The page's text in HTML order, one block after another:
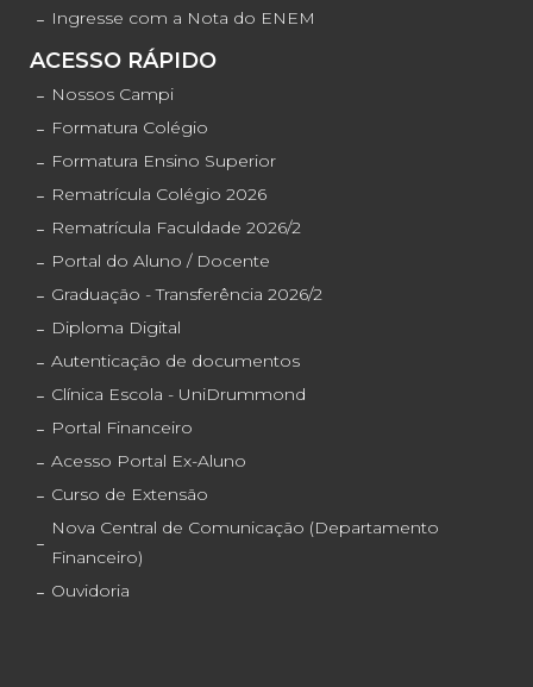
Ingresse com a Nota do ENEM
ACESSO RÁPIDO
Nossos Campi
Formatura Colégio
Formatura Ensino Superior
Rematrícula Colégio 2026
Rematrícula Faculdade 2026/2
Portal do Aluno / Docente
Graduação - Transferência 2026/2
Diploma Digital
Autenticação de documentos
Clínica Escola - UniDrummond
Portal Financeiro
Acesso Portal Ex-Aluno
Curso de Extensão
Nova Central de Comunicação (Departamento
Financeiro)
Ouvidoria